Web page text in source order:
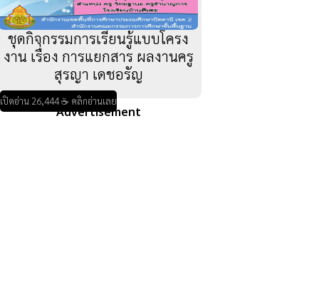
ชุดกิจกรรมการเรียนรู้แบบโครง
งาน เรื่อง การแยกสาร ผลงานครู
สุรญา เดชอรัญ
เปิดอ่าน 26,444 ☕ คลิกอ่านเลย
Advertisement